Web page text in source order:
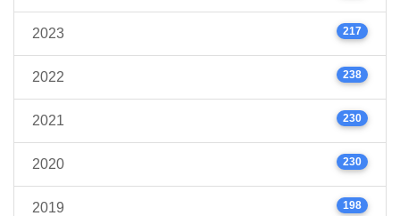
2023 217
2022 238
2021 230
2020 230
2019 198